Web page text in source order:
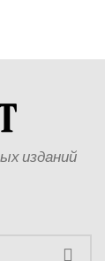
изданий